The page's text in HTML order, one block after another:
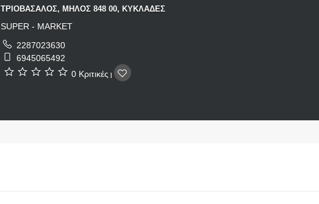
ΤΡΙΟΒΑΣΑΛΟΣ, ΜΗΛΟΣ 848 00, ΚΥΚΛΑΔΕΣ
SUPER - MARKET
2287023630
6945065492
0 Κριτικές